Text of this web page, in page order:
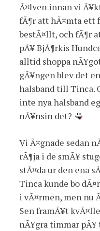
Ã¤lven innan vi
fÃ¶r att hÃ¤mta ett
bestÃ¤llt, och fÃ¶r
pÃ¥ BjÃ¶rkis
alltid shoppa
gÃ¥ngen blev det
halsband till Tinca.
inte nya halsband
nÃ¥nsin det?
Vi Ã¤gnade sedan
rÃ¶ja i de smÃ¥
stÃ¤da ur den ena
Tinca kunde bo
i vÃ¤rmen, men nu
Sen framÃ¥t
nÃ¥gra timmar